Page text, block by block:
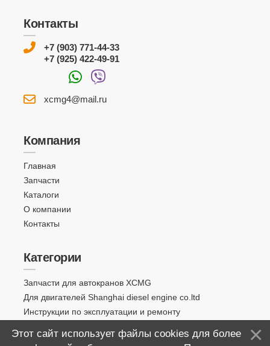
Контакты
+7 (903) 771-44-33
+7 (925) 422-49-91
xcmg4@mail.ru
Компания
Главная
Запчасти
Каталоги
О компании
Контакты
Категории
Запчасти для автокранов XCMG
Для двигателей Shanghai diesel engine co.ltd
Инструкции по эксплуатации и ремонту
Этот сайт использует файлы cookies для более